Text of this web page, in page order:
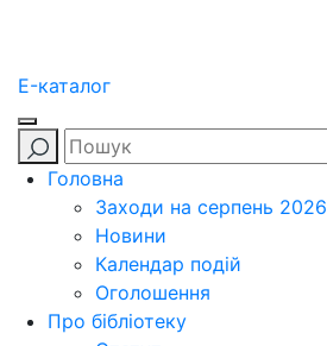
E-каталог
Головна
Заходи на серпень 2026
Новини
Календар подій
Оголошення
Про бібліотеку